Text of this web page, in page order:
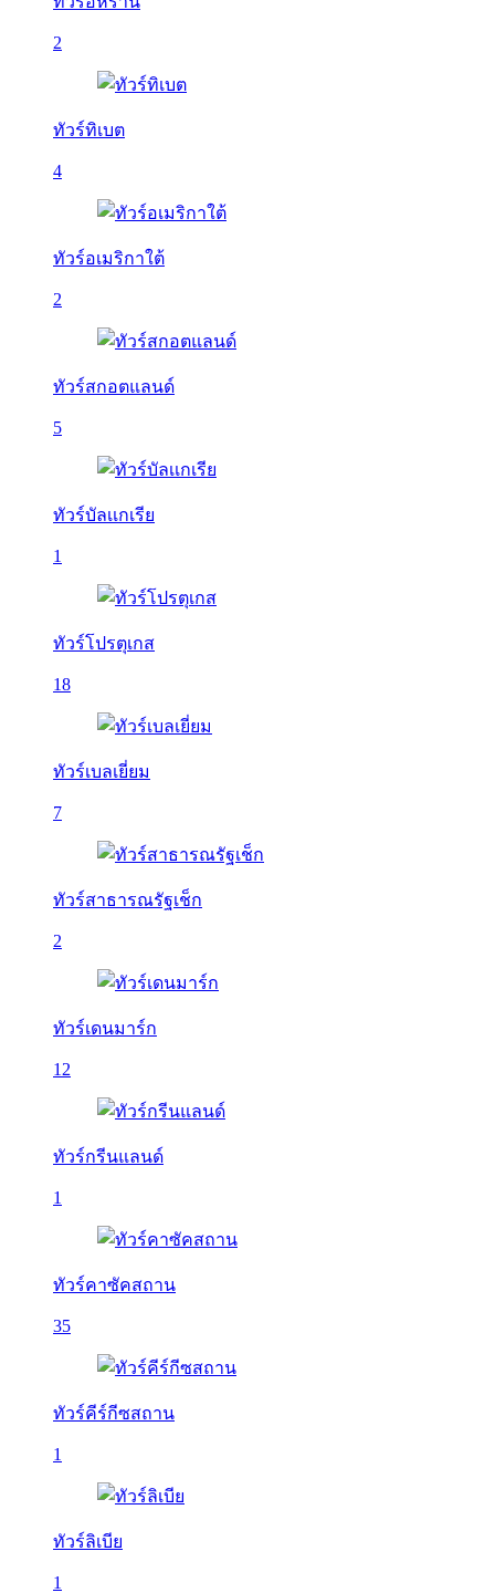
2
ทัวร์ทิเบต
4
ทัวร์อเมริกาใต้
2
ทัวร์สกอตแลนด์
5
ทัวร์บัลเเกเรีย
1
ทัวร์โปรตุเกส
18
ทัวร์เบลเยี่ยม
7
ทัวร์สาธารณรัฐเช็ก
2
ทัวร์เดนมาร์ก
12
ทัวร์กรีนแลนด์
1
ทัวร์คาซัคสถาน
35
ทัวร์คีร์กีซสถาน
1
ทัวร์ลิเบีย
1